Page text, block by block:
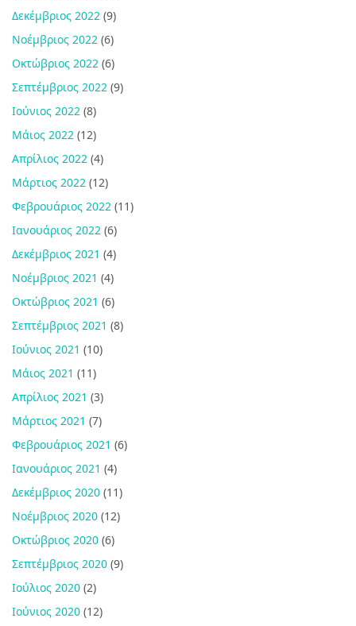
Δεκέμβριος 2022 (9)
Νοέμβριος 2022 (6)
Οκτώβριος 2022 (6)
Σεπτέμβριος 2022 (9)
Ιούνιος 2022 (8)
Μάιος 2022 (12)
Απρίλιος 2022 (4)
Μάρτιος 2022 (12)
Φεβρουάριος 2022 (11)
Ιανουάριος 2022 (6)
Δεκέμβριος 2021 (4)
Νοέμβριος 2021 (4)
Οκτώβριος 2021 (6)
Σεπτέμβριος 2021 (8)
Ιούνιος 2021 (10)
Μάιος 2021 (11)
Απρίλιος 2021 (3)
Μάρτιος 2021 (7)
Φεβρουάριος 2021 (6)
Ιανουάριος 2021 (4)
Δεκέμβριος 2020 (11)
Νοέμβριος 2020 (12)
Οκτώβριος 2020 (6)
Σεπτέμβριος 2020 (9)
Ιούλιος 2020 (2)
Ιούνιος 2020 (12)